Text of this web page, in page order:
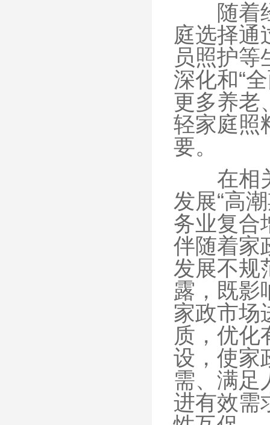
随着经
庭选择通
员照护
深化和“
更多养老
轻家庭照
要。
在相关
发展“高
务业复合
伴随着家
发展不规
露，既影
家政市场
质，优化
设，使家
需、满足
进有效需